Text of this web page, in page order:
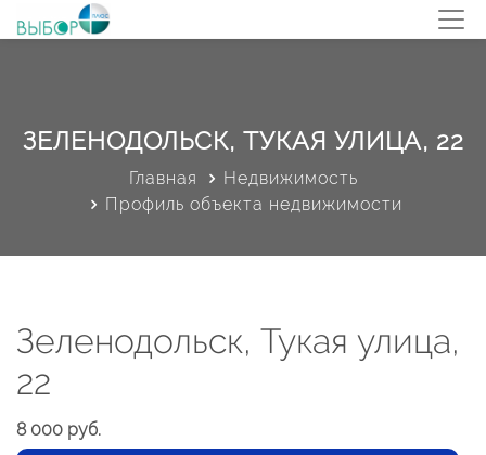
ЗЕЛЕНОДОЛЬСК, ТУКАЯ УЛИЦА, 22
Главная
Недвижимость
Профиль объекта недвижимости
Зеленодольск, Тукая улица,
22
8 000 руб.